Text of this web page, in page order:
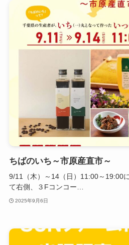
ちばのいち～市原産直市～
9/11（木）～14（日）11:00～19:00
て右側、３Fコンコー…
2025年9月6日